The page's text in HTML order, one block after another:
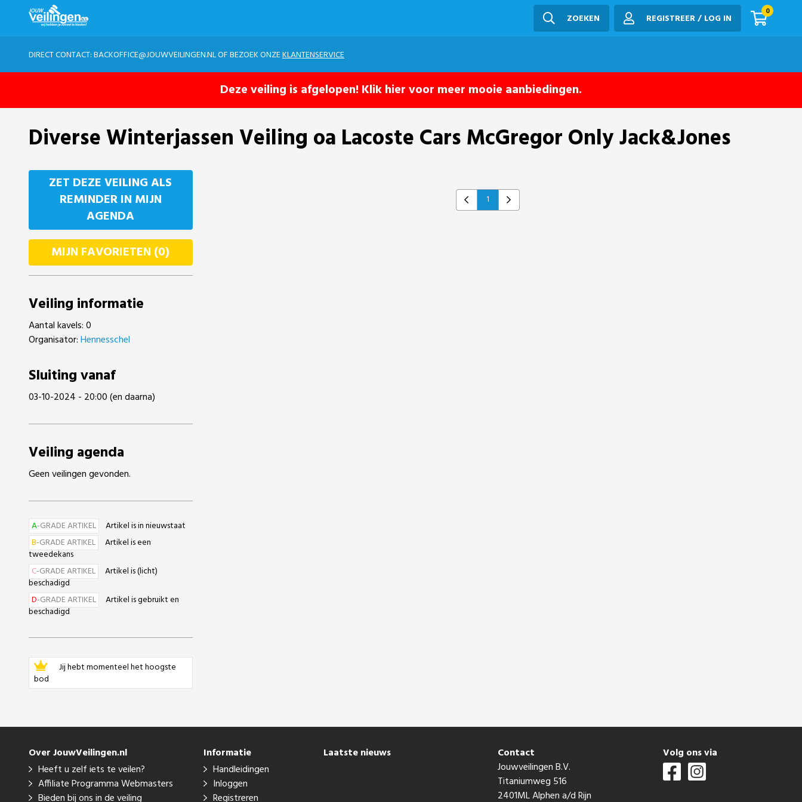
ZOEKEN REGISTREER / LOG IN
0
DIRECT CONTACT:BACKOFFICE@JOUWVEILINGEN.NLOF BEZOEK ONZEKLANTENSERVICE
Deze veiling is afgelopen! Klik hier voor meer mooie aanbiedingen.
Diverse Winterjassen Veiling oa Lacoste Cars McGregor Only Jack&Jones
ZET DEZE VEILING ALS
REMINDER IN MIJN
AGENDA
MIJN FAVORIETEN (0)
Veiling informatie
Aantal kavels: 0
Organisator:Hennesschel
Sluiting vanaf
03-10-2024 - 20:00 (en daarna)
Veiling agenda
Geen veilingen gevonden.
A-GRADE ARTIKEL
Artikel is in nieuwstaat
B-GRADE ARTIKEL
Artikel is een
tweedekans
C-GRADE ARTIKEL
Artikel is (licht)
beschadigd
D-GRADE ARTIKEL
Artikel is gebruikt en
beschadigd
Jij hebt momenteel het hoogste
bod
Previous
1 Next
Over JouwVeilingen.nl
Heeft u zelf iets te veilen?
Affiliate Programma Webmasters
Bieden bij ons in de veiling
Informatie
Handleidingen
Inloggen
Registreren
Laatste nieuws
Contact
Jouwveilingen B.V.
Titaniumweg 516
2401ML Alphen a/d Rijn
Volg ons via